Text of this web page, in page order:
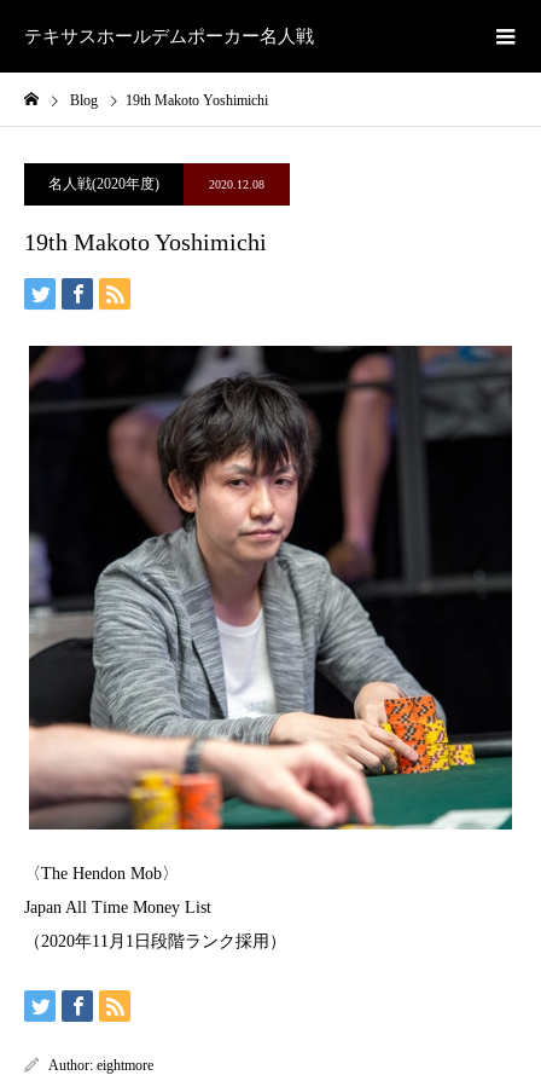
テキサスホールデムポーカー名人戦
Blog 19th Makoto Yoshimichi
名人戦(2020年度) 2020.12.08
19th Makoto Yoshimichi
〈The Hendon Mob〉
Japan All Time Money List
（2020年11月1日段階ランク採用）
Author: eightmore